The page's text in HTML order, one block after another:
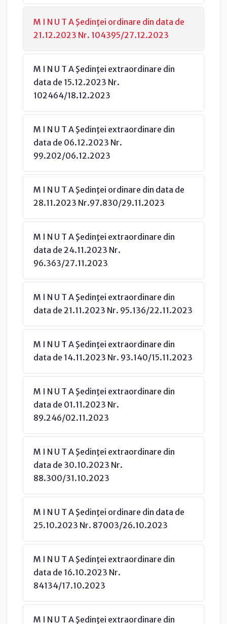
M I N U T A Şedinţei ordinare din data de
21.12.2023 Nr. 104395/27.12.2023
M I N U T A Şedinţei extraordinare din
data de 15.12.2023 Nr.
102464/18.12.2023
M I N U T A Şedinţei extraordinare din
data de 06.12.2023 Nr.
99.202/06.12.2023
M I N U T A Şedinţei ordinare din data de
28.11.2023 Nr.97.830/29.11.2023
M I N U T A Şedinţei extraordinare din
data de 24.11.2023 Nr.
96.363/27.11.2023
M I N U T A Şedinţei extraordinare din
data de 21.11.2023 Nr. 95.136/22.11.2023
M I N U T A Şedinţei extraordinare din
data de 14.11.2023 Nr. 93.140/15.11.2023
M I N U T A Şedinţei extraordinare din
data de 01.11.2023 Nr.
89.246/02.11.2023
M I N U T A Şedinţei extraordinare din
data de 30.10.2023 Nr.
88.300/31.10.2023
M I N U T A Şedinţei ordinare din data de
25.10.2023 Nr. 87003/26.10.2023
M I N U T A Şedinţei extraordinare din
data de 16.10.2023 Nr.
84134/17.10.2023
M I N U T A Şedinţei extraordinare din